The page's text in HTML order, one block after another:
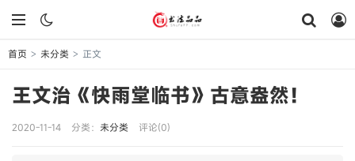
首页 > 未分类 > 正文
王文治《快雨堂临书》古意盎然！
2020-11-14 分类： 未分类 评论(0)